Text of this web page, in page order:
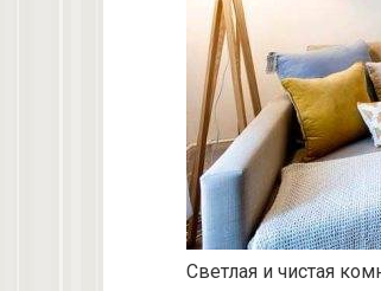
Светлая и чистая